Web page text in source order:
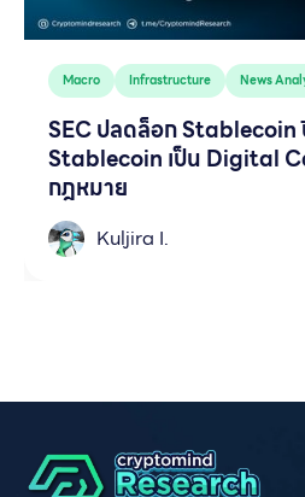
Macro Infrastructure News
SEC ปลดล็อก Stablecoin
Stablecoin เป็น Digital
กฎหมาย
Kuljira I.